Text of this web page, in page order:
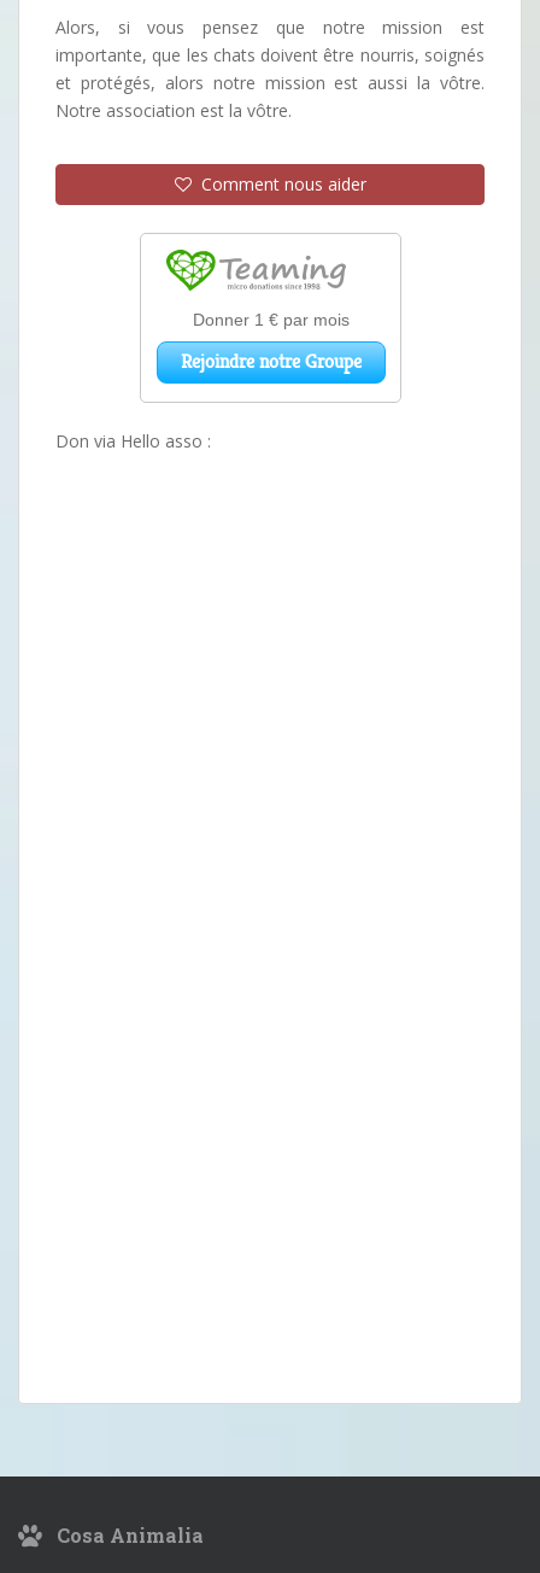
Alors, si vous pensez que notre mission est
importante, que les chats doivent être nourris, soignés
et protégés, alors notre mission est aussi la vôtre.
Notre association est la vôtre.
Comment nous aider
Don via Hello asso :
Cosa Animalia